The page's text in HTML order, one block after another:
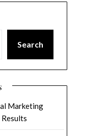
Search
Marketing